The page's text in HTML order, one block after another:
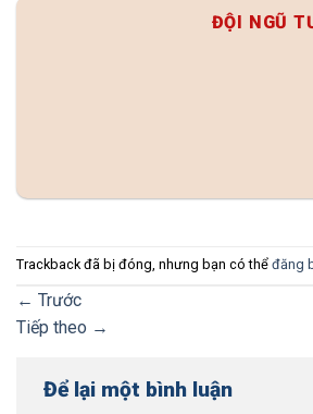
ĐỘI NGŨ
Trackback đã bị đóng, nhưng bạn có thể đăng
← Trước
Tiếp theo →
Để lại một bình luận